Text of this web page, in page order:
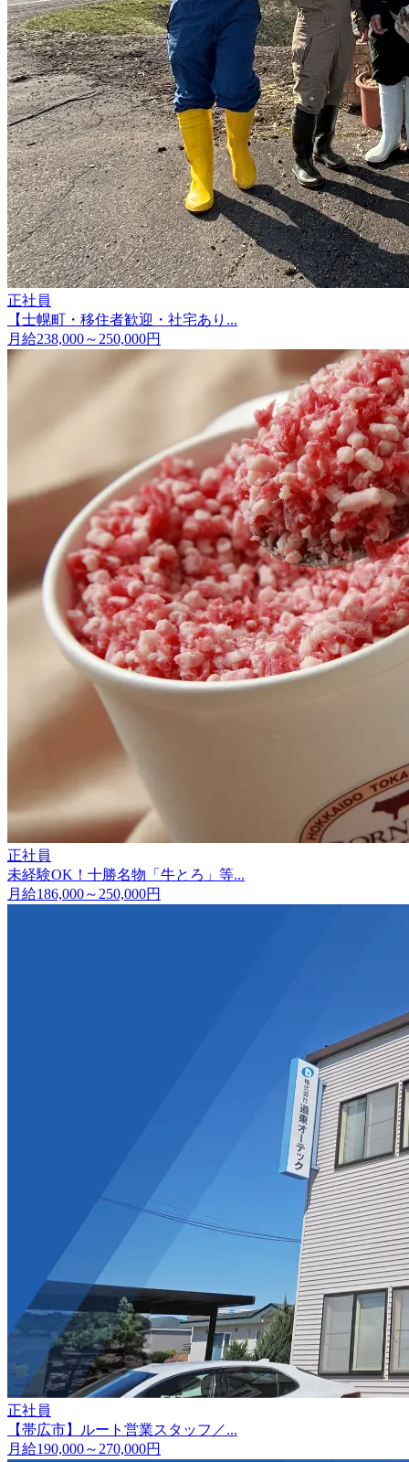
正社員
【士幌町・移住者歓迎・社宅あり...
月給238,000～250,000円
正社員
未経験OK！十勝名物「牛とろ」等...
月給186,000～250,000円
正社員
【帯広市】ルート営業スタッフ／...
月給190,000～270,000円